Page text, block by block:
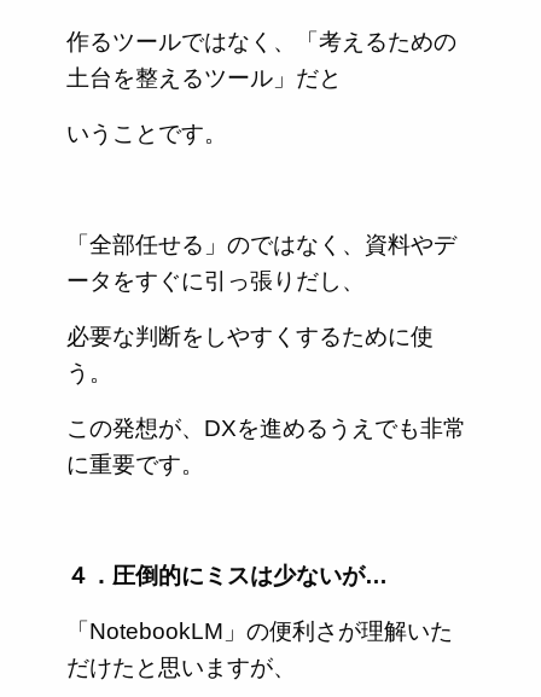
作るツールではなく、「考えるための
土台を整えるツール」だと
いうことです。
「全部任せる」のではなく、資料やデ
ータをすぐに引っ張りだし、
必要な判断をしやすくするために使
う。
この発想が、DXを進めるうえでも非常
に重要です。
４．圧倒的にミスは少ないが…
「NotebookLM」の便利さが理解いた
だけたと思いますが、